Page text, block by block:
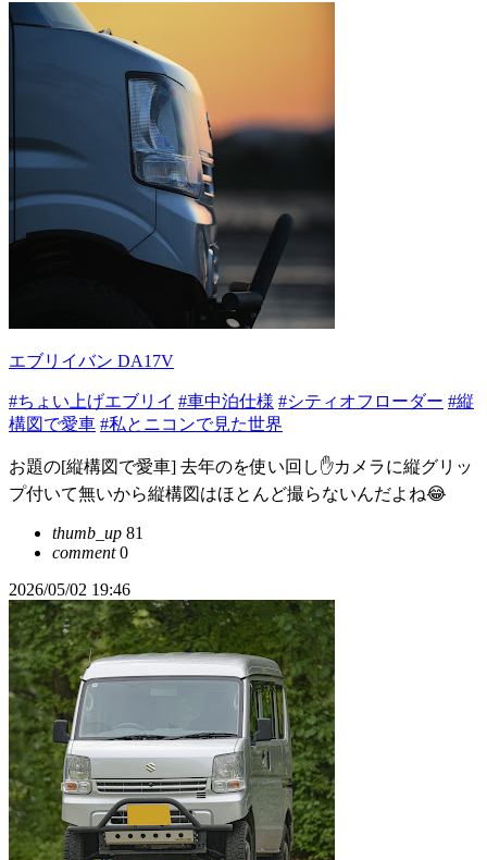
エブリイバン DA17V
#ちょい上げエブリイ #車中泊仕様 #シティオフローダー #縦
構図で愛車 #私とニコンで見た世界
お題の[縦構図で愛車] 去年のを使い回し✋カメラに縦グリッ
プ付いて無いから縦構図はほとんど撮らないんだよね😂
thumb_up 81
comment0
2026/05/02 19:46